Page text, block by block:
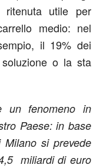
ritenuta utile per
medio: nel
il 19% dei
o la sta
un fenomeno in
Paese: in base
si prevede
miliardi di euro